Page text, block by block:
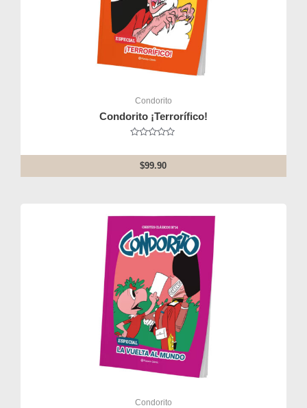
Condorito
Condorito ¡Terrorífico!
out
5
$99.90
Condorito